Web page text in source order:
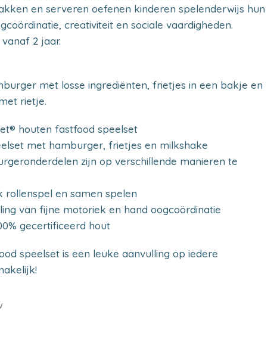
en serveren oefenen kinderen spelenderwijs hun
creativiteit en sociale vaardigheden.
2 jaar.
met losse ingrediënten, frietjes in een bakje en
rietje.
houten fastfood speelset
met hamburger, frietjes en milkshake
zijn op verschillende manieren te
rollenspel en samen spelen
van fijne motoriek en hand oogcoördinatie
gecertificeerd hout
speelset is een leuke aanvulling op iedere